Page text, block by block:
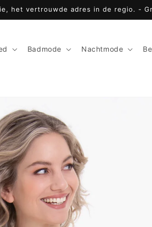
het vertrouwde adres in de regio. -
Badmode Nachtmode